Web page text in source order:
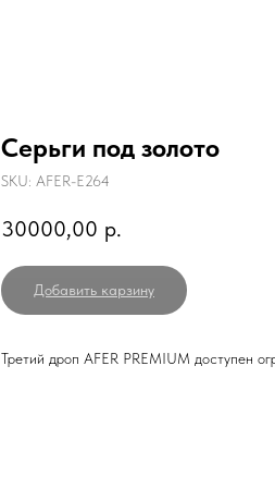
Серьги под золото
SKU: AFER-E264
30000,00 р.
Добавить карзину
Третий дроп AFER PREMIUM доступен